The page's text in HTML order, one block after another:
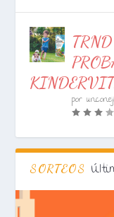
por
SORTEOS